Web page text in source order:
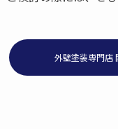
外壁塗装専門店